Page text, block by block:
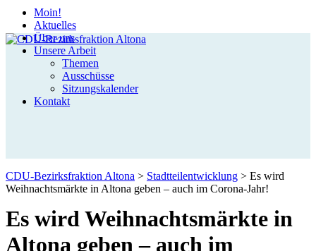
Moin!
Aktuelles
Über uns
Unsere Arbeit
Themen
Ausschüsse
Sitzungskalender
Kontakt
CDU-Bezirksfraktion Altona > Stadtteilentwicklung > Es wird
Weihnachtsmärkte in Altona geben – auch im Corona-Jahr!
Es wird Weihnachtsmärkte in
Altona geben – auch im